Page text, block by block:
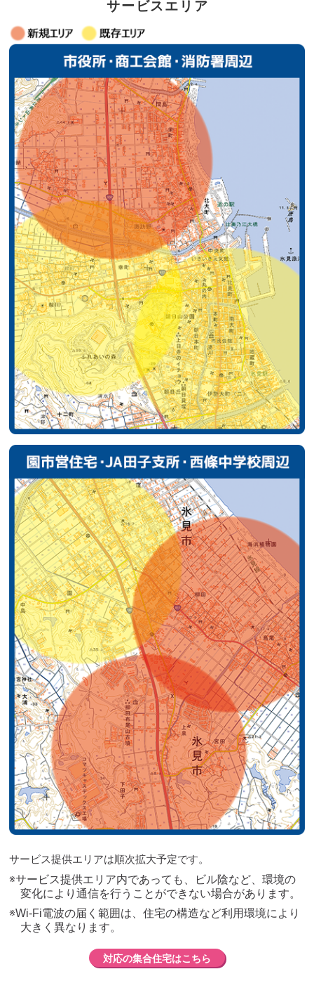
サービスエリア
サービス提供エリアは順次拡大予定です。
サービス提供エリア内であっても、ビル陰など、環境の
変化により通信を行うことができない場合があります。
Wi-Fi電波の届く範囲は、住宅の構造など利用環境により
大きく異なります。
対応の集合住宅はこちら